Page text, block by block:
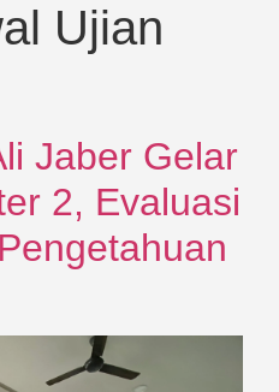
Ujian
Jaber Gelar
2, Evaluasi